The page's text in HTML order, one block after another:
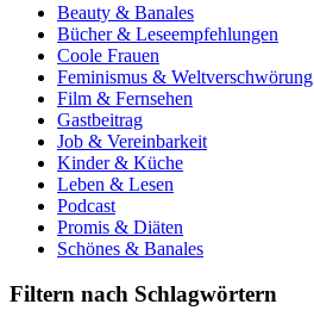
Beauty & Banales
Bücher & Leseempfehlungen
Coole Frauen
Feminismus & Weltverschwörung
Film & Fernsehen
Gastbeitrag
Job & Vereinbarkeit
Kinder & Küche
Leben & Lesen
Podcast
Promis & Diäten
Schönes & Banales
Filtern nach Schlagwörtern